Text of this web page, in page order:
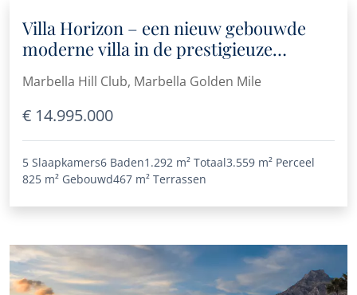
Villa Horizon – een nieuw gebouwde
moderne villa in de prestigieuze
Marbella Hill Club, Marbella Golden Mile
€ 14.995.000
5 Slaapkamers6 Baden1.292 m² Totaal3.559 m² Perceel
825 m² Gebouwd467 m² Terrassen